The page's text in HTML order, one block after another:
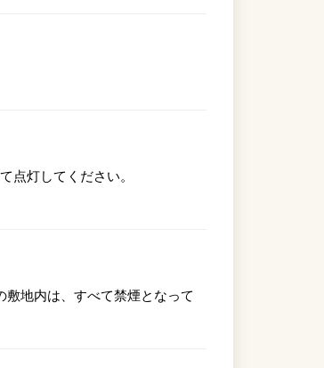
点灯してください。
敷地内は、すべて禁煙となって